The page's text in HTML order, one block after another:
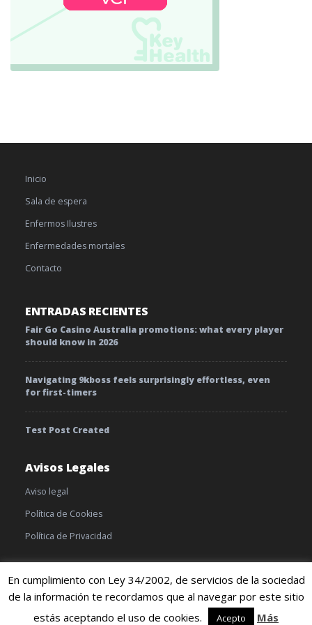
Inicio
Sala de espera
Enfermos Ilustres
Enfermedades mortales
Contacto
ENTRADAS RECIENTES
Fair Go Casino Australia promotions: what every player
should know in 2026
Navigating 9kboss feels surprisingly effortless, even
for first-timers
Test Post Created
Avisos Legales
Aviso legal
Política de Cookies
Política de Privacidad
© 2019 TratamientoyEnfermedades | Cookies|Terminos y
condiciones
En cumplimiento con Ley 34/2002, de servicios de la sociedad
de la información te recordamos que al navegar por este sitio
estás aceptando el uso de cookies.
Acepto Más